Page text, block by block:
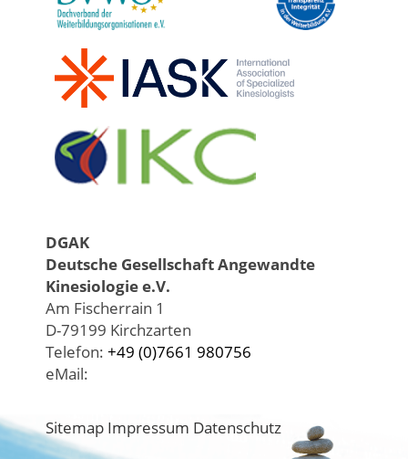
DGAK
Deutsche Gesellschaft Angewandte
Kinesiologie e.V.
Am Fischerrain 1
D-79199 Kirchzarten
Telefon: +49 (0)7661 980756
eMail:
Sitemap Impressum Datenschutz